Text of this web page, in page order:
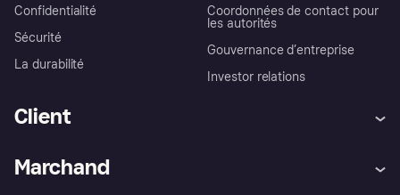
Confidentialité
Sécurité
La durabilité
Coordonnées de contact pour
les autorités
Gouvernance d’entreprise
Investor relations
Client
Marchand